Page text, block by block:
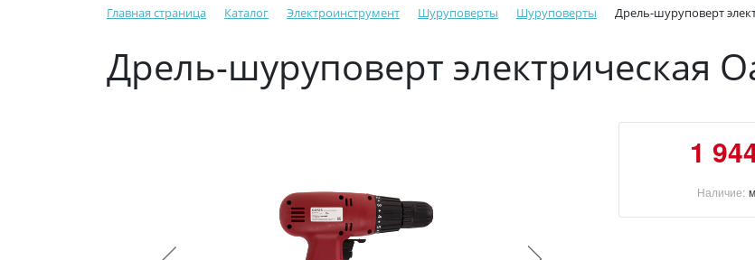
Главная страница Каталог Электроинструмент Шуруповерты Шуруповерты Дрель-шуруповерт
Дрель-шуруповерт электрическая
1
Наличие: